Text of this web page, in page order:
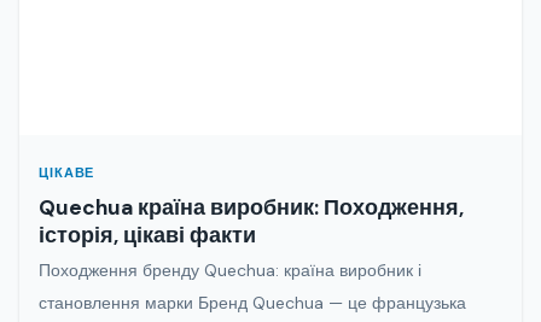
ЦІКАВЕ
Quechua країна виробник: Походження,
історія, цікаві факти
Походження бренду Quechua: країна виробник і
становлення марки Бренд Quechua — це французька